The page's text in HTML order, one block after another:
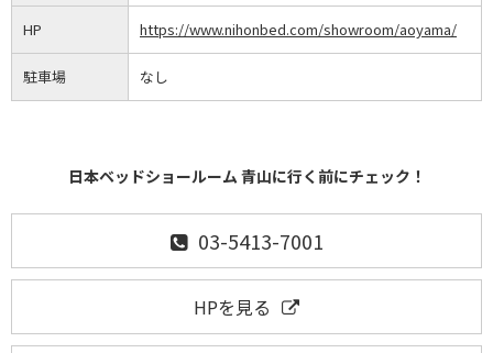
HP https://www.nihonbed.com/showroom/aoyama/
駐車場 なし
日本ベッドショールーム 青山に行く前にチェック！
03-5413-7001
HPを見る